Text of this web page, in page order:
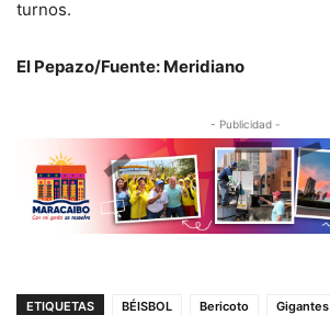
turnos.
El Pepazo/Fuente: Meridiano
- Publicidad -
ETIQUETAS BÉISBOL Bericoto Gigantes